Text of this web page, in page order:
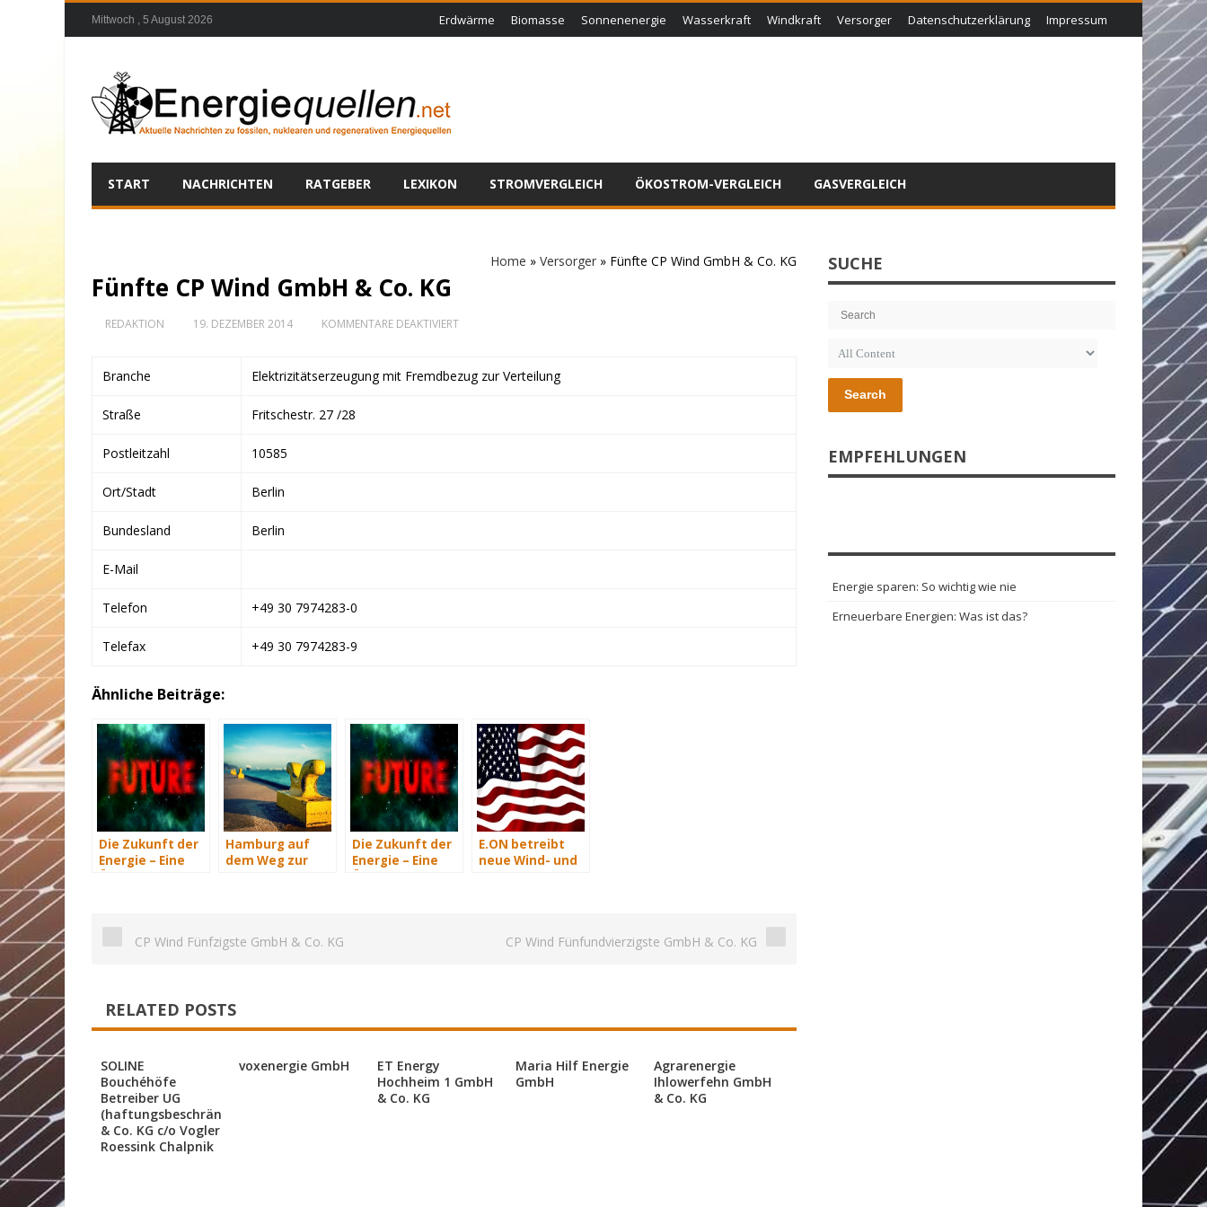
Mittwoch , 5 August 2026 Erdwärme Biomasse Sonnenenergie Wasserkraft Windkraft Versorger Datenschutzerklärung Impressum
START NACHRICHTEN RATGEBER LEXIKON STROMVERGLEICH ÖKOSTROM-VERGLEICH GASVERGLEICH
Home » Versorger » Fünfte CP Wind GmbH & Co. KG
Fünfte CP Wind GmbH & Co. KG
REDAKTION 19. DEZEMBER 2014 KOMMENTARE DEAKTIVIERTFÜR
GMBH
Branche Elektrizitätserzeugung mit Fremdbezug zur Verteilung
Straße Fritschestr. 27 /28
Postleitzahl 10585
Ort/Stadt Berlin
Bundesland Berlin
E-Mail
Telefon +49 30 7974283-0
Telefax +49 30 7974283-9
Ähnliche Beiträge:
Die Zukunft der
Energie – Eine
Hamburg auf
dem Weg zur
Die Zukunft der
Energie – Eine
E.ON betreibt
neue Wind- und
CP Wind Fünfzigste GmbH & Co. KG CP Wind Fünfundvierzigste GmbH & Co. KG
RELATED POSTS
SOLINE
Bouchéhöfe
Betreiber UG
(haftungsbeschränkt)
& Co. KG c/o Vogler
Roessink Chalpnik
voxenergie GmbH
ET Energy
Hochheim 1 GmbH
& Co. KG
Maria Hilf Energie
GmbH
Agrarenergie
Ihlowerfehn GmbH
& Co. KG
SUCHE
Search
EMPFEHLUNGEN
Energie sparen: So wichtig wie nie
Erneuerbare Energien: Was ist das?